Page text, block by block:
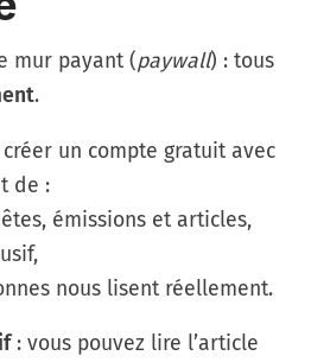
mur payant (paywall) : tous
.
un compte gratuit avec
de :
émissions et articles,
nous lisent réellement.
: vous pouvez lire l’article